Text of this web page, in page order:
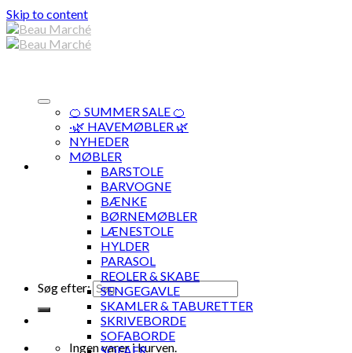
Skip to content
Søg efter:
Ingen varer i kurven.
🍊 SUMMER SALE 🍊
·🌿 HAVEMØBLER 🌿
NYHEDER
MØBLER
BARSTOLE
BARVOGNE
BÆNKE
BØRNEMØBLER
LÆNESTOLE
HYLDER
PARASOL
REOLER & SKABE
SENGEGAVLE
SKAMLER & TABURETTER
SKRIVEBORDE
SOFABORDE